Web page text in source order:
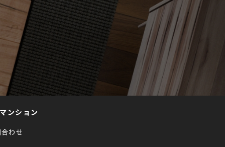
ンション
わせ